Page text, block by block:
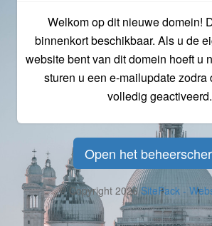
Welkom op dit nieuwe domein!
binnenkort beschikbaar. Als u de
website bent van dit domein hoeft u
sturen u een e-mailupdate zodra
volledig geactiveerd.
Open het
© Copyright 2026SitePack -